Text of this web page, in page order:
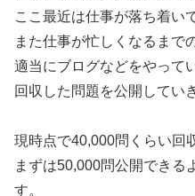
ここ最近は仕事が落ち着い
また仕事が忙しくなるまで
適当にブログなどをやって
回収した問題を公開してい
現時点で40,000問くらい回
まずは50,000問公開できる
す。